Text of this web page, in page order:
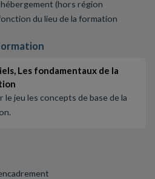
(hors région
du lieu de la formation
Les fondamentaux de la
le jeu les concepts de base de la